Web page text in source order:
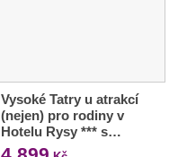
Vysoké Tatry u atrakcí
(nejen) pro rodiny v
Hotelu Rysy *** s…